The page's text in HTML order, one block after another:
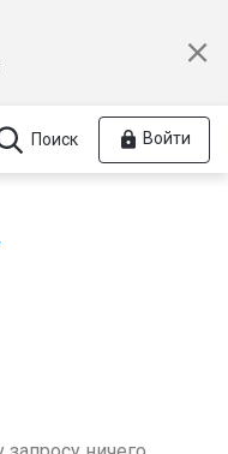
Поиск Войти